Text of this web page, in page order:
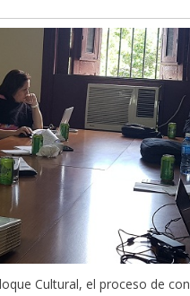
Cultural, el proceso de